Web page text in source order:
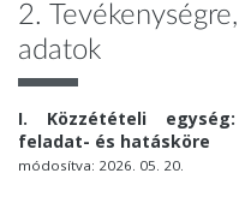
2.
adatok
I. Közzétételi
feladat- és hatásköre
módosítva: 2026. 05. 20.